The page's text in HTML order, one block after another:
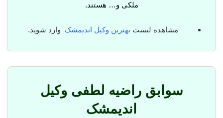
ملکی و… هستند.
مشاهده لیست بهترین وکیل اندیمشک وارد شوید.
سوابق راضیه لطفی وکیل
اندیمشک